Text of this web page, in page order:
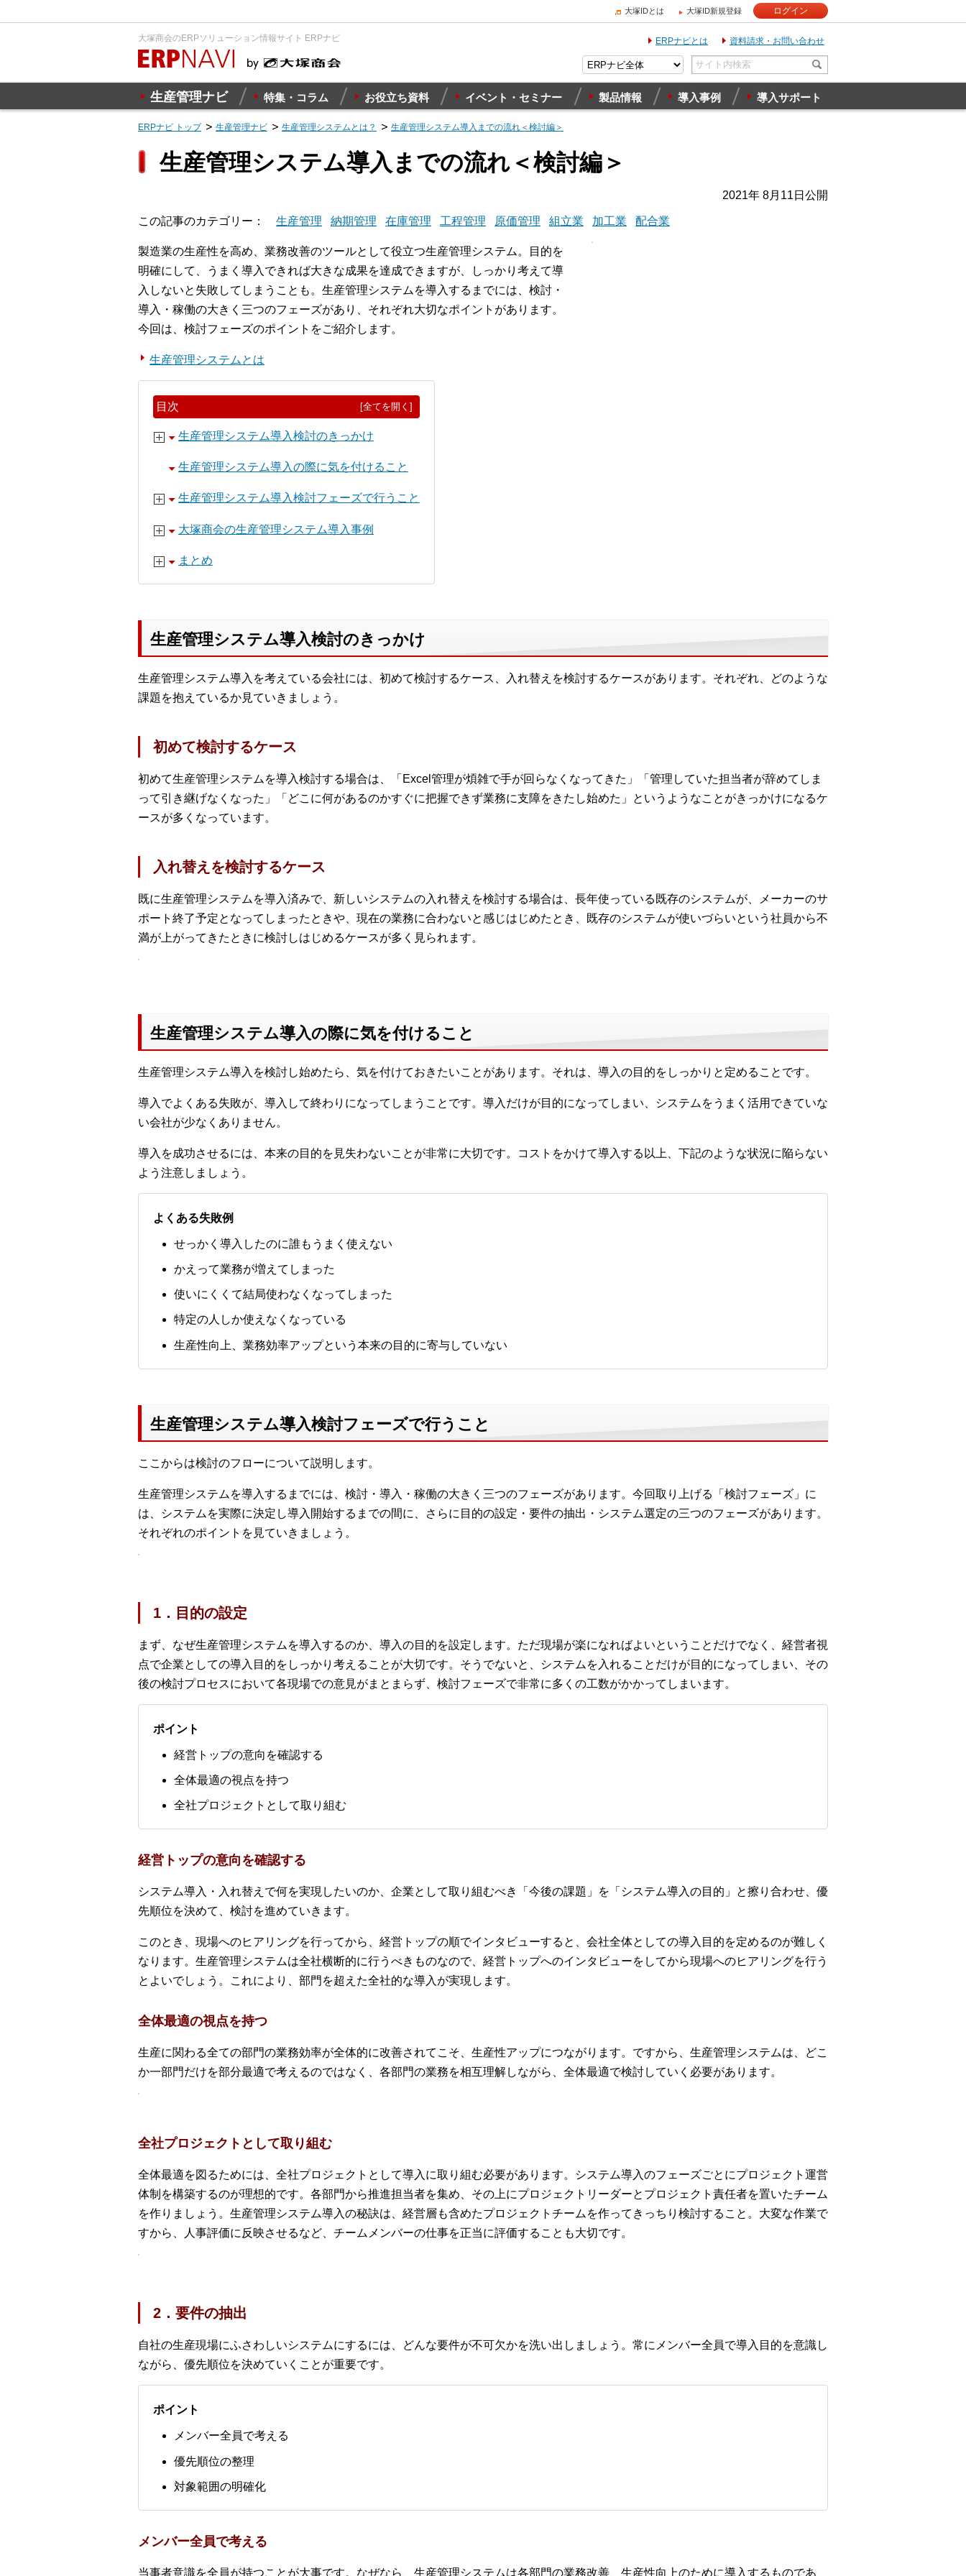
大塚IDとは 大塚ID新規登録 ログイン
大塚商会のERPソリューション情報サイト ERPナビ ERPナビとは 資料請求・お問い合わせ
生産管理ナビ 特集・コラム お役立ち資料 イベント・セミナー 製品情報 導入事例 導入サポート
ERPナビ トップ 生産管理ナビ 生産管理システムとは？ 生産管理システム導入までの流れ＜検討編＞
生産管理システム導入までの流れ＜検討編＞
2021年 8月11日公開
この記事のカテゴリー 生産管理 納期管理 在庫管理 工程管理 原価管理 組立業 加工業 配合業
製造業の生産性を高め、業務改善のツールとして役立つ生産管理システム。目的を
明確にして、うまく導入できれば大きな成果を達成できますが、しっかり考えて導
入しないと失敗してしまうことも。生産管理システムを導入するまでには、検討・
導入・稼働の大きく三つのフェーズがあり、それぞれ大切なポイントがあります。
今回は、検討フェーズのポイントをご紹介します。
生産管理システムとは
目次 [全てを開く]
生産管理システム導入検討のきっかけ
生産管理システム導入の際に気を付けること
生産管理システム導入検討フェーズで行うこと
大塚商会の生産管理システム導入事例
まとめ
生産管理システム導入検討のきっかけ
生産管理システム導入を考えている会社には、初めて検討するケース、入れ替えを検討するケースがあります。それぞれ、どのような
課題を抱えているか見ていきましょう。
初めて検討するケース
初めて生産管理システムを導入検討する場合は、「Excel管理が煩雑で手が回らなくなってきた」「管理していた担当者が辞めてしま
って引き継げなくなった」「どこに何があるのかすぐに把握できず業務に支障をきたし始めた」というようなことがきっかけになるケ
ースが多くなっています。
入れ替えを検討するケース
既に生産管理システムを導入済みで、新しいシステムの入れ替えを検討する場合は、長年使っている既存のシステムが、メーカーのサ
ポート終了予定となってしまったときや、現在の業務に合わないと感じはじめたとき、既存のシステムが使いづらいという社員から不
満が上がってきたときに検討しはじめるケースが多く見られます。
生産管理システム導入の際に気を付けること
生産管理システム導入を検討し始めたら、気を付けておきたいことがあります。それは、導入の目的をしっかりと定めることです。
導入でよくある失敗が、導入して終わりになってしまうことです。導入だけが目的になってしまい、システムをうまく活用できていな
い会社が少なくありません。
導入を成功させるには、本来の目的を見失わないことが非常に大切です。コストをかけて導入する以上、下記のような状況に陥らない
よう注意しましょう。
よくある失敗例
せっかく導入したのに誰もうまく使えない
かえって業務が増えてしまった
使いにくくて結局使わなくなってしまった
特定の人しか使えなくなっている
生産性向上、業務効率アップという本来の目的に寄与していない
生産管理システム導入検討フェーズで行うこと
ここからは検討のフローについて説明します。
生産管理システムを導入するまでには、検討・導入・稼働の大きく三つのフェーズがあります。今回取り上げる「検討フェーズ」に
は、システムを実際に決定し導入開始するまでの間に、さらに目的の設定・要件の抽出・システム選定の三つのフェーズがあります。
それぞれのポイントを見ていきましょう。
1．目的の設定
まず、なぜ生産管理システムを導入するのか、導入の目的を設定します。ただ現場が楽になればよいということだけでなく、経営者視
点で企業としての導入目的をしっかり考えることが大切です。そうでないと、システムを入れることだけが目的になってしまい、その
後の検討プロセスにおいて各現場での意見がまとまらず、検討フェーズで非常に多くの工数がかかってしまいます。
ポイント
経営トップの意向を確認する
全体最適の視点を持つ
全社プロジェクトとして取り組む
経営トップの意向を確認する
システム導入・入れ替えで何を実現したいのか、企業として取り組むべき「今後の課題」を「システム導入の目的」と擦り合わせ、優
先順位を決めて、検討を進めていきます。
このとき、現場へのヒアリングを行ってから、経営トップの順でインタビューすると、会社全体としての導入目的を定めるのが難しく
なります。生産管理システムは全社横断的に行うべきものなので、経営トップへのインタビューをしてから現場へのヒアリングを行う
とよいでしょう。これにより、部門を超えた全社的な導入が実現します。
全体最適の視点を持つ
生産に関わる全ての部門の業務効率が全体的に改善されてこそ、生産性アップにつながります。ですから、生産管理システムは、どこ
か一部門だけを部分最適で考えるのではなく、各部門の業務を相互理解しながら、全体最適で検討していく必要があります。
全社プロジェクトとして取り組む
全体最適を図るためには、全社プロジェクトとして導入に取り組む必要があります。システム導入のフェーズごとにプロジェクト運営
体制を構築するのが理想的です。各部門から推進担当者を集め、その上にプロジェクトリーダーとプロジェクト責任者を置いたチーム
を作りましょう。生産管理システム導入の秘訣は、経営層も含めたプロジェクトチームを作ってきっちり検討すること。大変な作業で
すから、人事評価に反映させるなど、チームメンバーの仕事を正当に評価することも大切です。
2．要件の抽出
自社の生産現場にふさわしいシステムにするには、どんな要件が不可欠かを洗い出しましょう。常にメンバー全員で導入目的を意識し
ながら、優先順位を決めていくことが重要です。
ポイント
メンバー全員で考える
優先順位の整理
対象範囲の明確化
メンバー全員で考える
当事者意識を全員が持つことが大事です。なぜなら、生産管理システムは各部門の業務改善、生産性向上のために導入するものであ